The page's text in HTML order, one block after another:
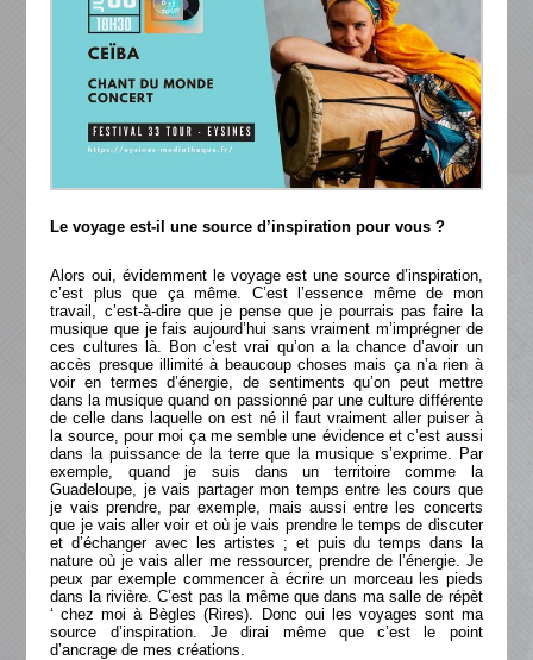
Le voyage est-il une source d’inspiration pour vous ?
Alors oui, évidemment le voyage est une source d’inspiration,
c’est plus que ça même. C’est l’essence même de mon
travail, c’est-à-dire que je pense que je pourrais pas faire la
musique que je fais aujourd’hui sans vraiment m’imprégner de
ces cultures là. Bon c’est vrai qu’on a la chance d’avoir un
accès presque illimité à beaucoup choses mais ça n’a rien à
voir en termes d’énergie, de sentiments qu’on peut mettre
dans la musique quand on passionné par une culture différente
de celle dans laquelle on est né il faut vraiment aller puiser à
la source, pour moi ça me semble une évidence et c’est aussi
dans la puissance de la terre que la musique s’exprime. Par
exemple, quand je suis dans un territoire comme la
Guadeloupe, je vais partager mon temps entre les cours que
je vais prendre, par exemple, mais aussi entre les concerts
que je vais aller voir et où je vais prendre le temps de discuter
et d’échanger avec les artistes ; et puis du temps dans la
nature où je vais aller me ressourcer, prendre de l’énergie. Je
peux par exemple commencer à écrire un morceau les pieds
dans la rivière. C’est pas la même que dans ma salle de répèt
‘ chez moi à Bègles (Rires). Donc oui les voyages sont ma
source d’inspiration. Je dirai même que c’est le point
d’ancrage de mes créations.